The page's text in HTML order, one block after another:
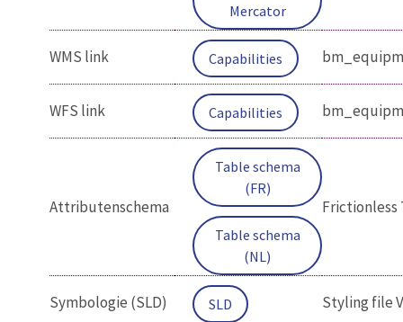
Mercator
WMS link Capabilities
WFS link Capabilities
Attributenschema
Table schema
(FR)
Table schema
(NL)
Frictionless
Symbologie (SLD) SLD Styling file